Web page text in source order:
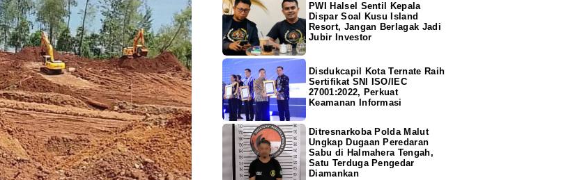
PWI Halsel Sentil Kepala
Dispar Soal Kusu Island
Resort, Jangan Berlagak Jadi
Jubir Investor
Disdukcapil Kota Ternate Raih
Sertifikat SNI ISO/IEC
27001:2022, Perkuat
Keamanan Informasi
Ditresnarkoba Polda Malut
Ungkap Dugaan Peredaran
Sabu di Halmahera Tengah,
Satu Terduga Pengedar
Diamankan